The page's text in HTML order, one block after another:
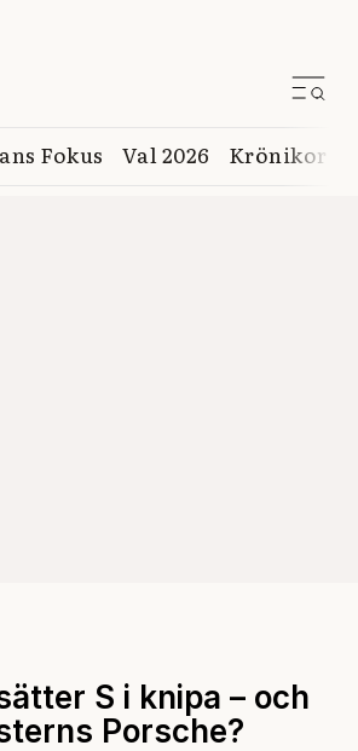
Fokus Val 2026 Krönikor
S i knipa – och
Porsche?